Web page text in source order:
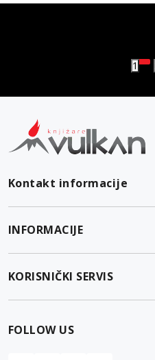
1
Kontakt informacije
INFORMACIJE
KORISNIČKI SERVIS
FOLLOW US